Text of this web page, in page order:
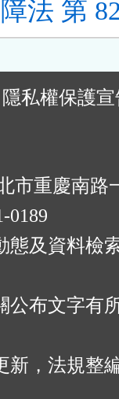
法 第
隱私權保護
市重慶南路
0189
態及資料檢
公布文字有
新，法規整